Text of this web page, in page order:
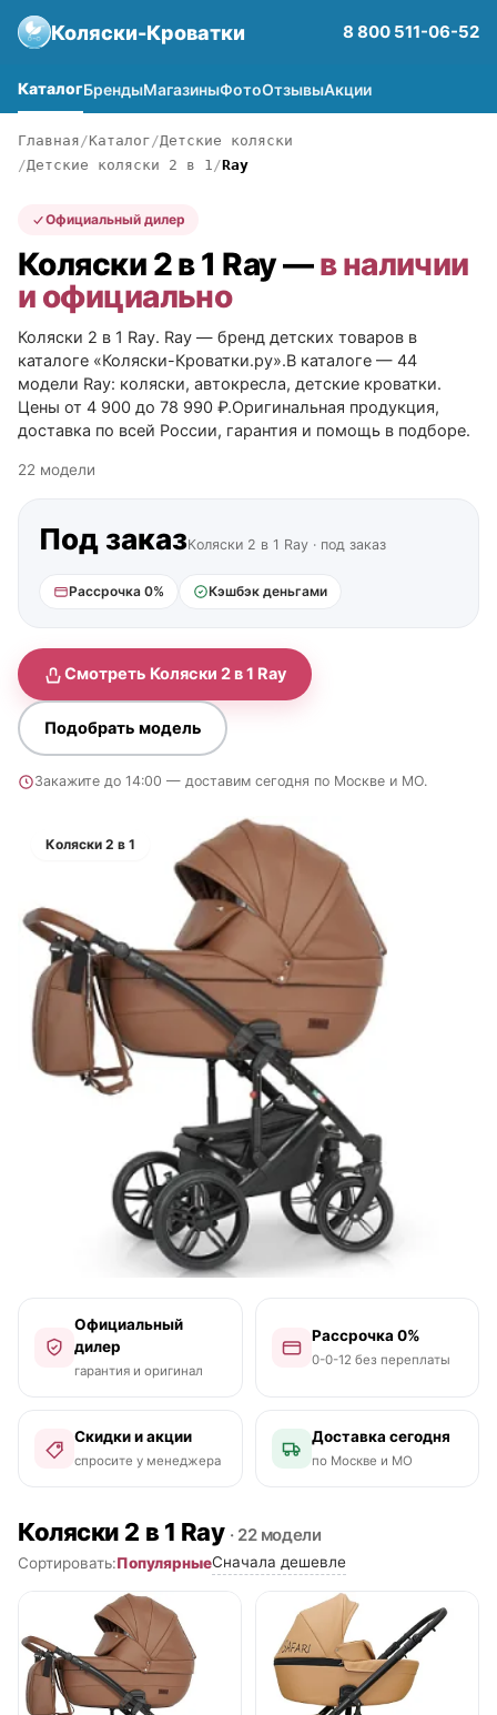
Коляски-Кроватки 8 800 511-06-52
КаталогБрендыМагазиныФотоОтзывыАкции
Главная Каталог Детские коляски
Детские коляски 2 в 1 Ray
Официальный дилер
Коляски 2 в 1 Ray —в наличии
и официально
Коляски 2 в 1 Ray. Ray — бренд детских товаров в
каталоге «Коляски-Кроватки.ру».В каталоге — 44
модели Ray: коляски, автокресла, детские кроватки.
Цены от 4 900 до 78 990 ₽.Оригинальная продукция,
доставка по всей России, гарантия и помощь в подборе.
22 модели
Под заказКоляски 2 в 1 Ray · под заказ
Рассрочка 0% Кэшбэк деньгами
Смотреть Коляски 2 в 1 Ray
Подобрать модель
Закажите до 14:00 — доставим сегодня по Москве и МО.
Коляски 2 в 1
Официальный
дилер
гарантия и оригинал
Рассрочка 0%
0-0-12 без переплаты
Скидки и акции
спросите у менеджера
Доставка сегодня
по Москве и МО
Коляски 2 в 1 Ray · 22 модели
Сортировать:ПопулярныеСначала дешевле